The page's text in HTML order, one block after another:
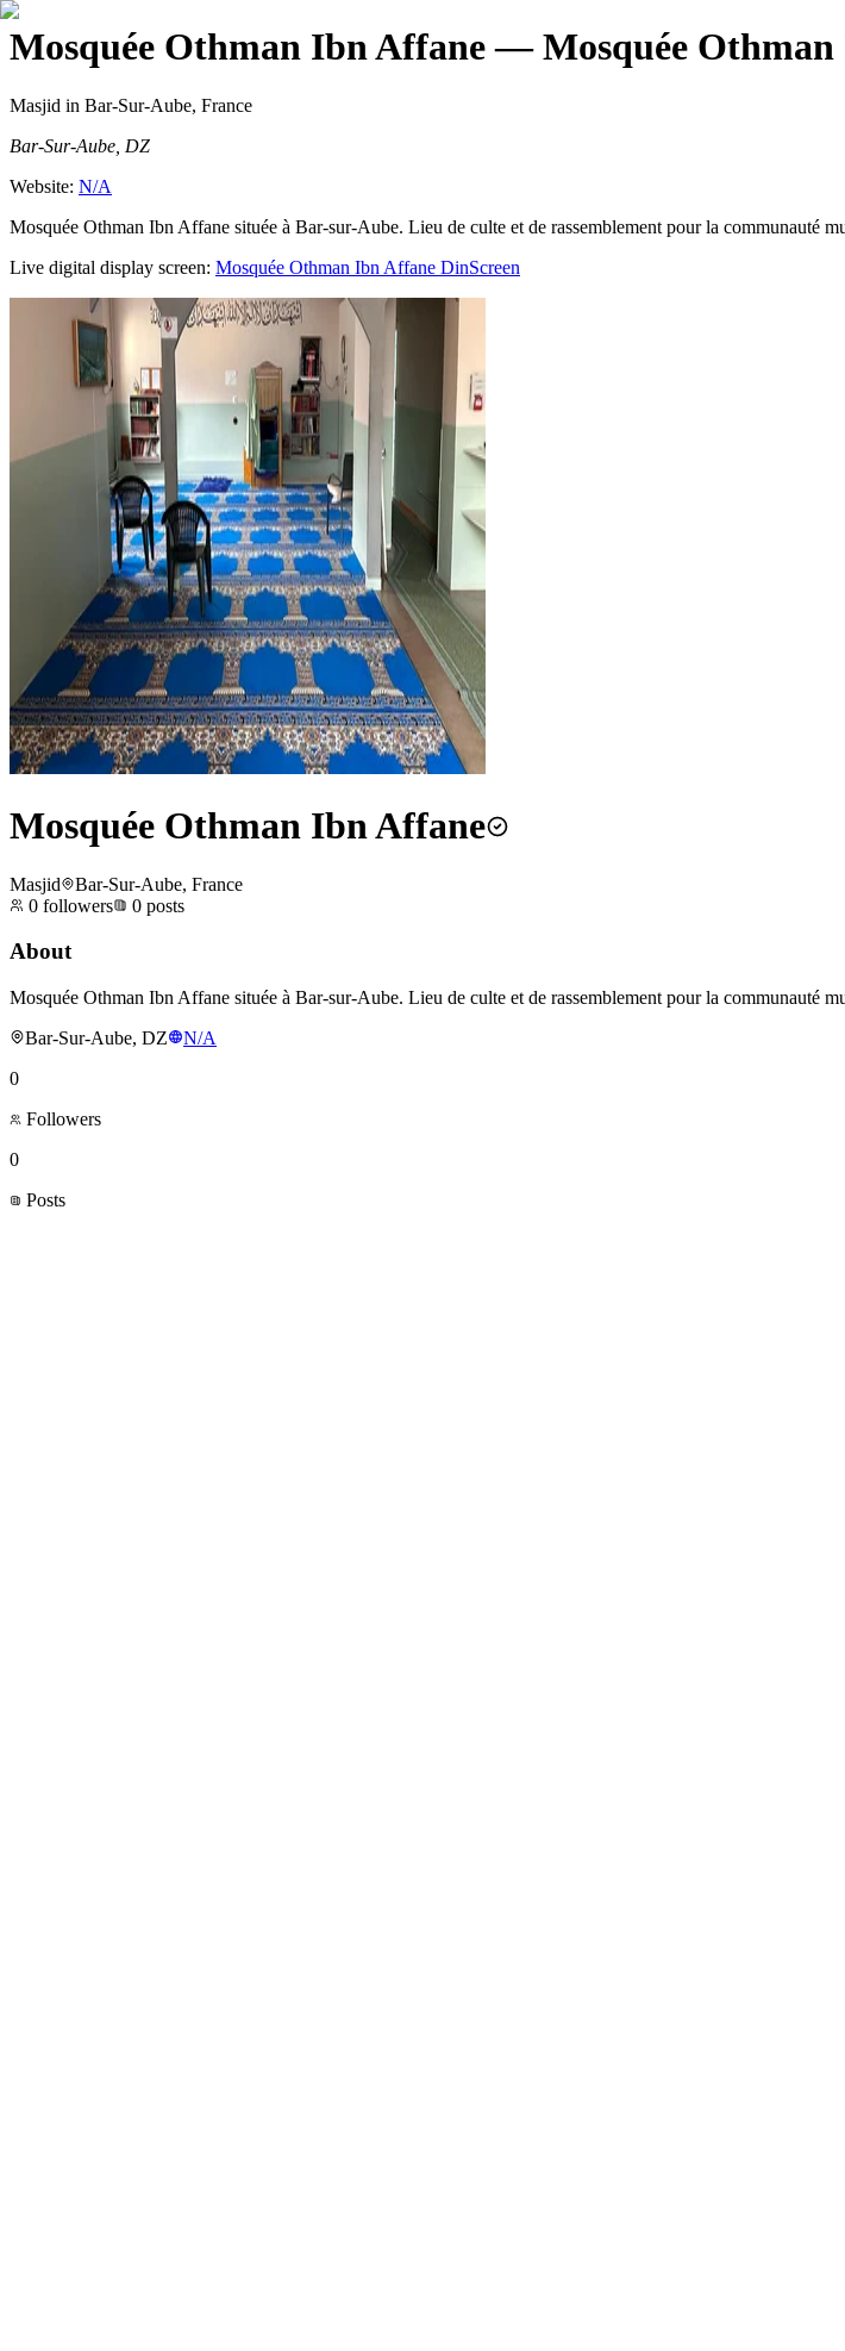
Mosquée Othman Ibn Affane— Mosquée Othman
Masjid in Bar-Sur-Aube, France
Bar-Sur-Aube, DZ
Website: N/A
Mosquée Othman Ibn Affane située à Bar-sur-Aube. Lieu de culte et de rassemblement pour la communauté
Live digital display screen: Mosquée Othman Ibn Affane DinScreen
Mosquée Othman Ibn Affane
Masjid
Bar-Sur-Aube, France
0 followers 0 posts
About
Mosquée Othman Ibn Affane située à Bar-sur-Aube. Lieu de culte et de rassemblement pour la communauté
Bar-Sur-Aube, DZ
N/A
0
Followers
0
Posts